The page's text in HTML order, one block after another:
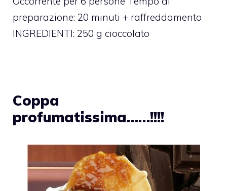
preparazione: 20 minuti + raffreddamento
INGREDIENTI: 250 g cioccolato
Coppa
profumatissima……!!!!